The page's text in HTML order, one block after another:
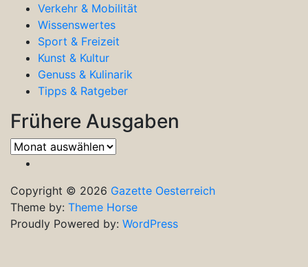
Verkehr & Mobilität
Wissenswertes
Sport & Freizeit
Kunst & Kultur
Genuss & Kulinarik
Tipps & Ratgeber
Frühere Ausgaben
Frühere
Ausgaben
Copyright © 2026 Gazette Oesterreich
Theme by: Theme Horse
Proudly Powered by: WordPress